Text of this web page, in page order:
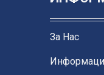
За Нас